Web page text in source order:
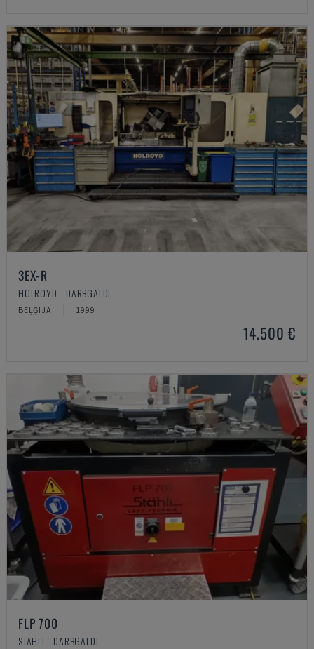
3EX-R
HOLROYD - DARBGALDI
BEĻĢIJA 1999
14.500 €
FLP 700
STAHLI - DARBGALDI